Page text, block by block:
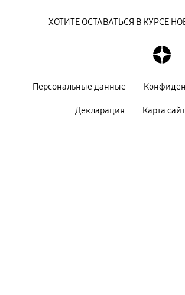
Персональные данные
Декларация Карта
ХОТИТЕ ОСТАВАТЬСЯ В КУРСЕ